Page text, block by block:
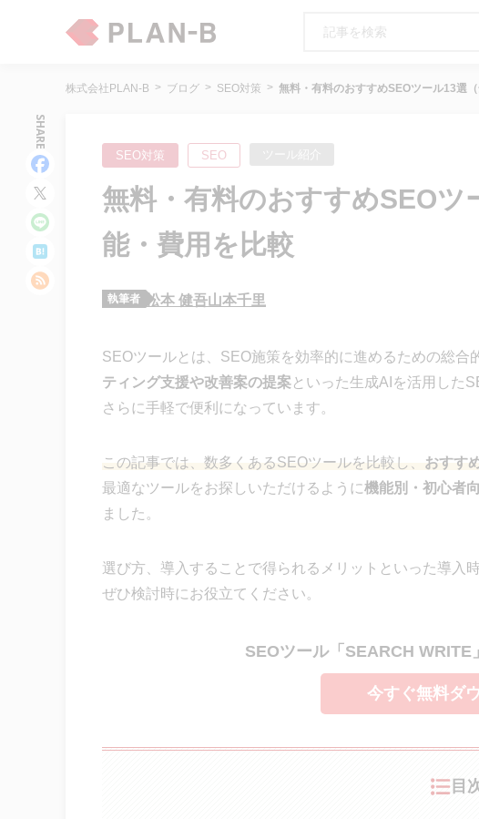
株式会社PLAN-B ブログ SEO対策 無料・有料のおすすめSEOツール13選
SEO対策 SEO
無料・有料のおすすめSEOツ
能・費用を比較
執筆者 松本 健吾山本千里
SEOツールとは、SEO施策を効率的に進めるための総合
ティング支援や改善案の提案といった生成AIを活用した
さらに手軽で便利になっています。
この記事では、数多くあるSEOツールを比較し、 おすす
最適なツールをお探しいただけるように機能別・初心者
ました。
選び方、導入することで得られるメリットといった導入
ぜひ検討時にお役立てください。
SEOツール「SEARCH WRITE
今すぐ無料ダ
目
SHARE